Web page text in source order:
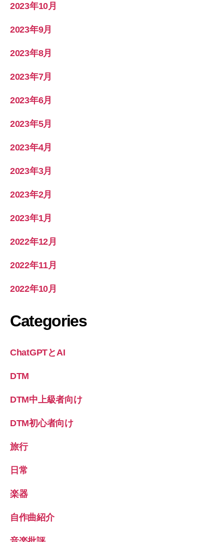
2023年10月
2023年9月
2023年8月
2023年7月
2023年6月
2023年5月
2023年4月
2023年3月
2023年2月
2023年1月
2022年12月
2022年11月
2022年10月
Categories
ChatGPTとAI
DTM
DTM中上級者向け
DTM初心者向け
旅行
日常
楽器
自作曲紹介